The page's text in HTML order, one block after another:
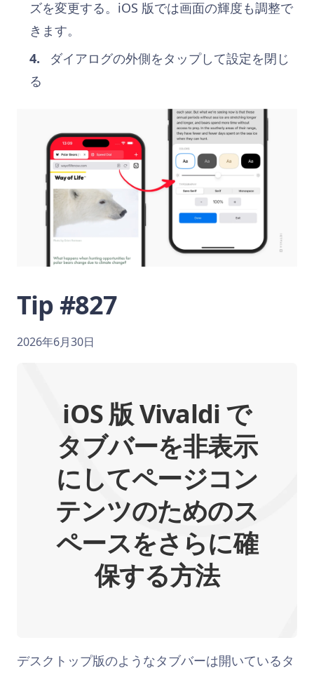
ズを変更する。iOS 版では画面の輝度も調整で
きます。
ダイアログの外側をタップして設定を閉じ
る
Tip #827
2026年6月30日
iOS 版 Vivaldi で
タブバーを非表示
にしてページコン
テンツのためのス
ペースをさらに確
保する方法
デスクトップ版のようなタブバーは開いているタ